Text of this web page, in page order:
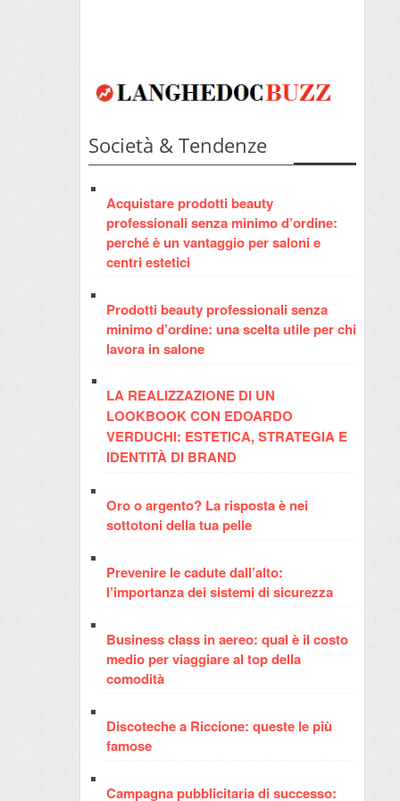
Società & Tendenze
Acquistare prodotti beauty
professionali senza minimo d’ordine:
perché è un vantaggio per saloni e
centri estetici
Prodotti beauty professionali senza
minimo d’ordine: una scelta utile per chi
lavora in salone
LA REALIZZAZIONE DI UN
LOOKBOOK CON EDOARDO
VERDUCHI: ESTETICA, STRATEGIA E
IDENTITÀ DI BRAND
Oro o argento? La risposta è nei
sottotoni della tua pelle
Prevenire le cadute dall’alto:
l’importanza dei sistemi di sicurezza
Business class in aereo: qual è il costo
medio per viaggiare al top della
comodità
Discoteche a Riccione: queste le più
famose
Campagna pubblicitaria di successo: